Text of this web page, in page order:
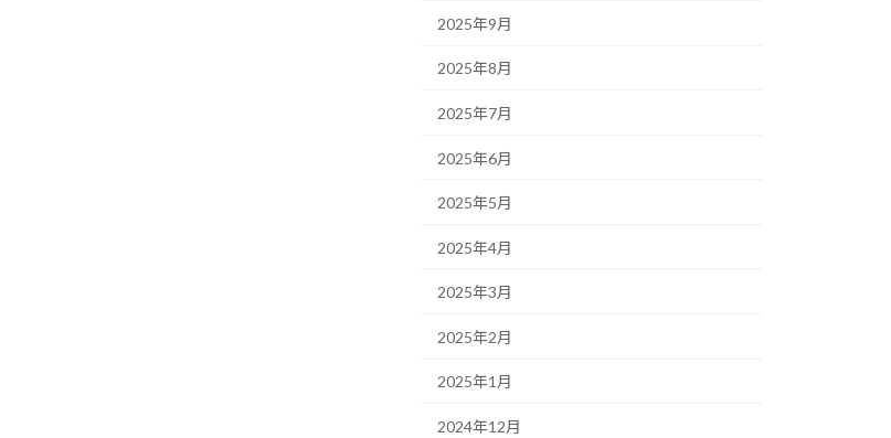
2025年9月
2025年8月
2025年7月
2025年6月
2025年5月
2025年4月
2025年3月
2025年2月
2025年1月
2024年12月